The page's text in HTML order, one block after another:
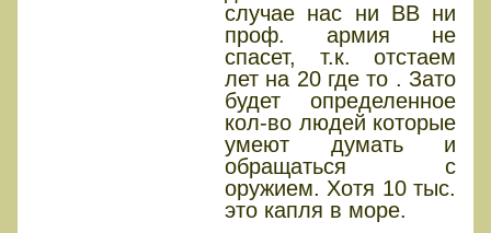
случае нас ни ВВ ни
проф. армия не
спасет, т.к. отстаем
лет на 20 где то . Зато
будет определенное
кол-во людей которые
умеют думать и
обращаться с
оружием. Хотя 10 тыс.
это капля в море.